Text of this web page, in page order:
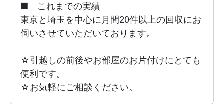
■　これまでの実績
東京と埼玉を中心に月間20件以上の回収にお
伺いさせていただいております。
☆引越しの前後やお部屋のお片付けにとても
便利です。